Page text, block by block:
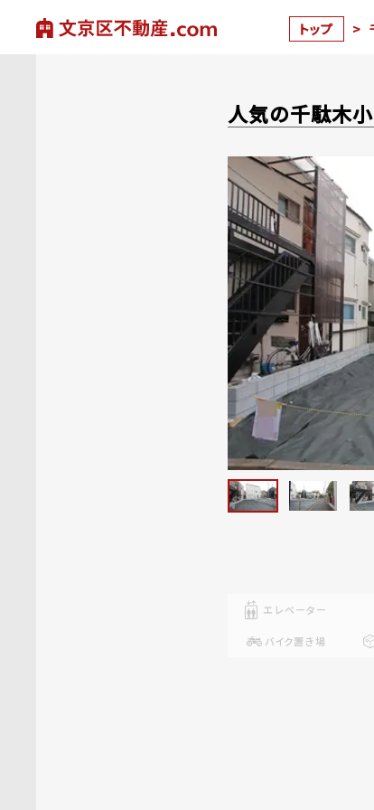
トップ >
人気の千駄木
エレベーター
バイク置き場